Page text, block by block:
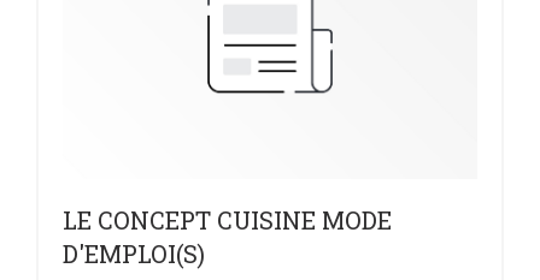
LE CONCEPT CUISINE MODE
D'EMPLOI(S)